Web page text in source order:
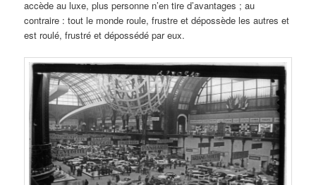
accède au luxe, plus personne n’en tire d’avantages ; au
contraire : tout le monde roule, frustre et dépossède les autres et
est roulé, frustré et dépossédé par eux.